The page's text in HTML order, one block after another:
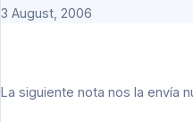
3 August, 2006
La siguiente nota nos la envía